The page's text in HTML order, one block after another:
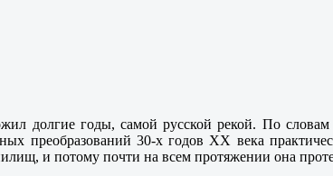
долгие годы, самой русской рекой. По
преобразований 30-х годов ХХ века
и потому почти на всем протяжении она